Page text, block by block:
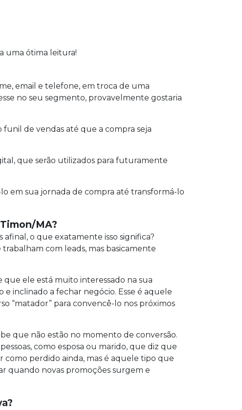
uma ótima leitura!
email e telefone, em troca de uma
no seu segmento, provavelmente gostaria
de vendas até que a compra seja
que serão utilizados para futuramente
em sua jornada de compra até transformá-lo
MA?
o que exatamente isso significa?
com leads, mas basicamente
ele está muito interessado na sua
inclinado a fechar negócio. Esse é aquele
“matador” para convencê-lo nos próximos
que não estão no momento de conversão.
como esposa ou marido, que diz que
como perdido ainda, mas é aquele tipo que
quando novas promoções surgem e